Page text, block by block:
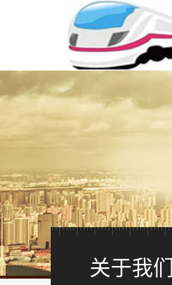
关于我们